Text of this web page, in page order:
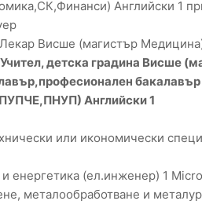
Английски 1
Висше (магистър
детска градина Висше
бакалавър
Английски 1
или икономически
енергетика (ел.инженер) 1
металообработване и